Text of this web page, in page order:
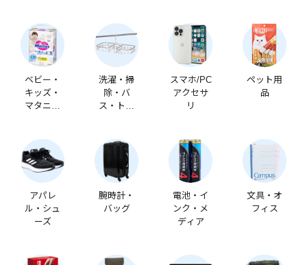
ベビー・
キッズ・
マタニテ
洗濯・掃
除・バ
ス・トイ
スマホ/PC
アクセサ
リ
ペット用
品
アパレ
ル・シュ
ーズ
腕時計・
バッグ
電池・イ
ンク・メ
ディア
文具・オ
フィス